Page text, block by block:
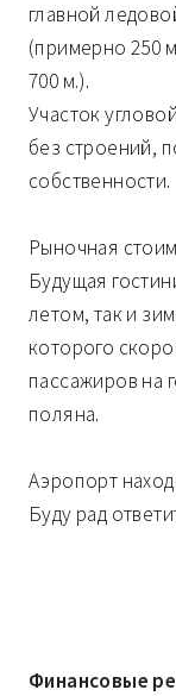
главной
(примерно 250
700 м.).
Участок
без строений,
собственности.
Рыночная
Будущая
летом, так и
которого
пассажиров на
поляна.
Аэропорт
Буду рад
Финансовые